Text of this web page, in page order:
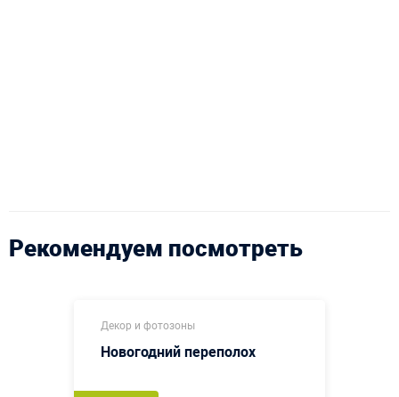
Рекомендуем посмотреть
Декор и фотозоны
Новогодний переполох